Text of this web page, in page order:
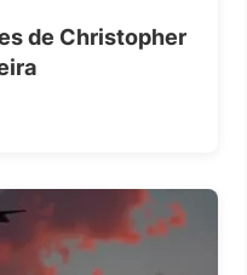
de Christopher